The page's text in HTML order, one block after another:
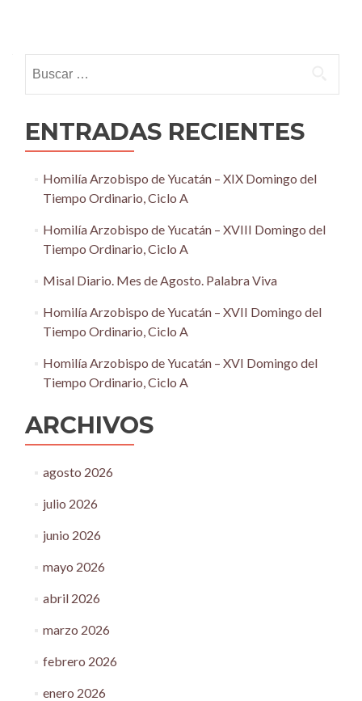
navigation
ENTRADAS RECIENTES
Homilía Arzobispo de Yucatán – XIX Domingo del
Tiempo Ordinario, Ciclo A
Homilía Arzobispo de Yucatán – XVIII Domingo del
Tiempo Ordinario, Ciclo A
Misal Diario. Mes de Agosto. Palabra Viva
Homilía Arzobispo de Yucatán – XVII Domingo del
Tiempo Ordinario, Ciclo A
Homilía Arzobispo de Yucatán – XVI Domingo del
Tiempo Ordinario, Ciclo A
ARCHIVOS
agosto 2026
julio 2026
junio 2026
mayo 2026
abril 2026
marzo 2026
febrero 2026
enero 2026